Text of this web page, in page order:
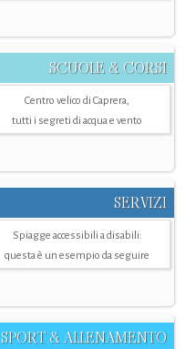
SCUOLE & CORSI
Centro velico di Caprera,
tutti i segreti di acqua e vento
SERVIZI
Spiagge accessibili a disabili:
questa è un esempio da seguire
SPORT & ALLENAMENTO